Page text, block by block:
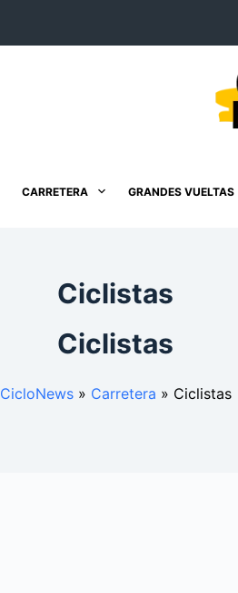
CARRETERA GRANDES VUELTAS
Ciclistas
Ciclistas
CicloNews» Carretera » Ciclistas